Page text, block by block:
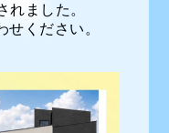
れました。
ください。